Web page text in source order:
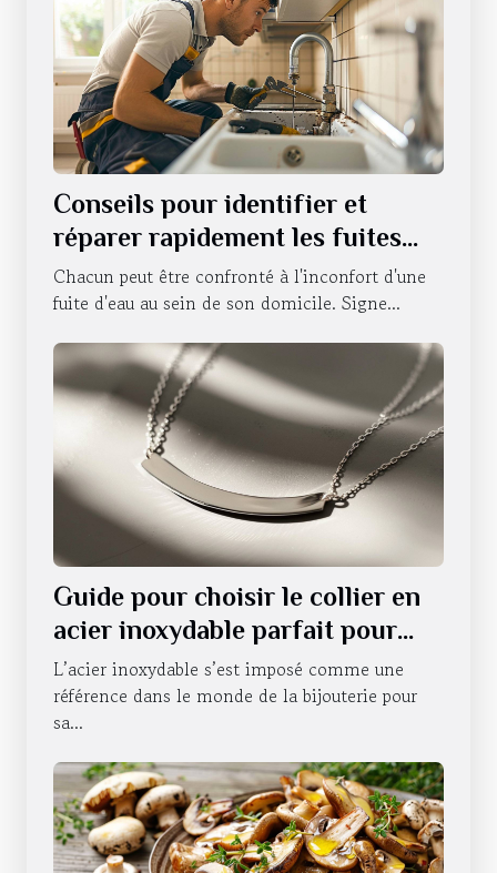
Conseils pour identifier et
réparer rapidement les fuites
d'eau
Chacun peut être confronté à l'inconfort d'une
fuite d'eau au sein de son domicile. Signe...
Guide pour choisir le collier en
acier inoxydable parfait pour
chaque occasion
L’acier inoxydable s’est imposé comme une
référence dans le monde de la bijouterie pour
sa...